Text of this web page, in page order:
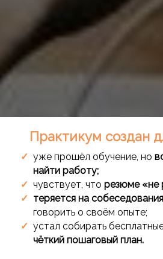
Практикум создан
уже прошёл обучение, но
найти работу;
чувствует, что резюме «не
теряется на
говорить о своём опыте;
устал собирать
чёткий пошаговый план.